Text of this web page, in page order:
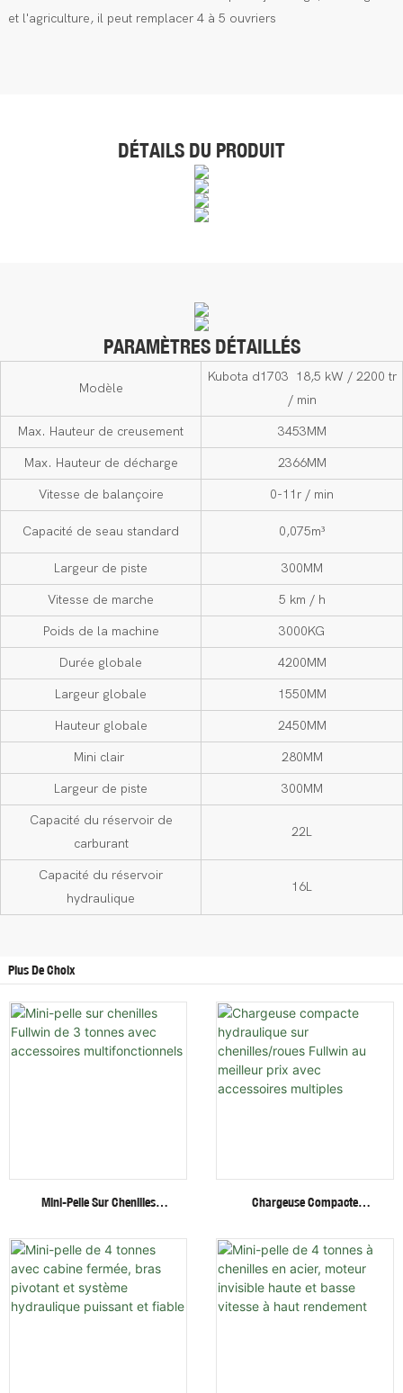
et l'agriculture, il peut remplacer 4 à 5 ouvriers
DÉTAILS DU PRODUIT
PARAMÈTRES DÉTAILLÉS
Modèle
Kubota d1703 18,5 kW / 2200 tr
/ min
Max. Hauteur de creusement 3453MM
Max. Hauteur de décharge 2366MM
Vitesse de balançoire 0-11r / min
Capacité de seau standard 0,075m³
Largeur de piste 300MM
Vitesse de marche 5 km / h
Poids de la machine 3000KG
Durée globale 4200MM
Largeur globale 1550MM
Hauteur globale 2450MM
Mini clair 280MM
Largeur de piste 300MM
Capacité du réservoir de
carburant
22L
Capacité du réservoir
hydraulique
16L
Plus De Choix
Mini-Pelle Sur Chenilles
Accessoires Multifonctionnels
Chargeuse Compacte
Chenilles/roues Fullwin Au
Meilleur Prix Avec Accessoires
Multiples